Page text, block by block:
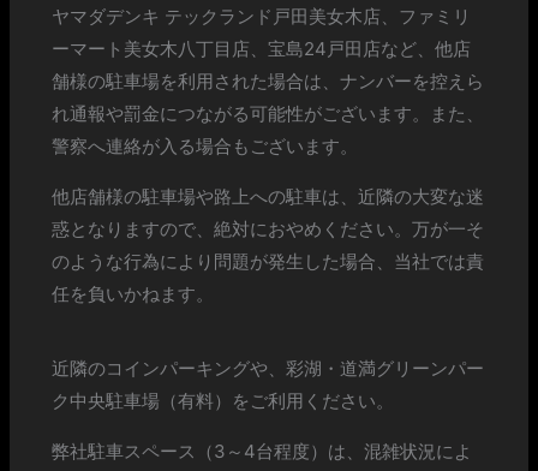
ヤマダデンキ テックランド戸田美女木店、ファミリ
ーマート美女木八丁目店、宝島24戸田店など、他店
舗様の駐車場を利用された場合は、ナンバーを控えら
れ通報や罰金につながる可能性がございます。また、
警察へ連絡が入る場合もございます。
他店舗様の駐車場や路上への駐車は、近隣の大変な迷
惑となりますので、絶対におやめください。万が一そ
のような行為により問題が発生した場合、当社では責
任を負いかねます。
近隣のコインパーキングや、彩湖・道満グリーンパー
ク中央駐車場（有料）をご利用ください。
弊社駐車スペース（3～4台程度）は、混雑状況によ